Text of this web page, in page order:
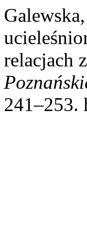
relacjach
241–253.